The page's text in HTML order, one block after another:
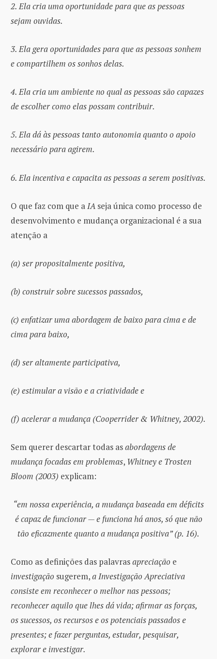
2. Ela cria uma oportunidade para que as pessoas
sejam ouvidas.
3. Ela gera oportunidades para que as pessoas sonhem
e compartilhem os sonhos delas.
4. Ela cria um ambiente no qual as pessoas são capazes
de escolher como elas possam contribuir.
5. Ela dá às pessoas tanto autonomia quanto o apoio
necessário para agirem.
6. Ela incentiva e capacita as pessoas a serem positivas.
O que faz com que a IA seja única como processo de
desenvolvimento e mudança organizacional é a sua
atenção a
(a) ser propositalmente positiva,
(b) construir sobre sucessos passados,
(c) enfatizar uma abordagem de baixo para cima e de
cima para baixo,
(d) ser altamente participativa,
(e) estimular a visão e a criatividade e
(f) acelerar a mudança (Cooperrider & Whitney, 2002).
Sem querer descartar todas asabordagens de
mudança focadas em problemas, Whitney e Trosten
Bloom (2003) explicam:
“em nossa experiência, a mudança baseada em déficits
é capaz de funcionar — e funciona há anos, só que não
tão eficazmente quanto a mudança positiva” (p. 16).
Como as definições das palavrasapreciação e
investigação sugerem,a Investigação Apreciativa
consiste em reconhecer o melhor nas pessoas;
reconhecer aquilo que lhes dá vida; afirmar as forças,
os sucessos, os recursos e os potenciais passados ​​e
presentes; e fazer perguntas, estudar, pesquisar,
explorar e investigar.